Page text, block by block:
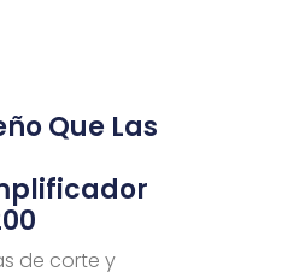
Que Las
de corte y